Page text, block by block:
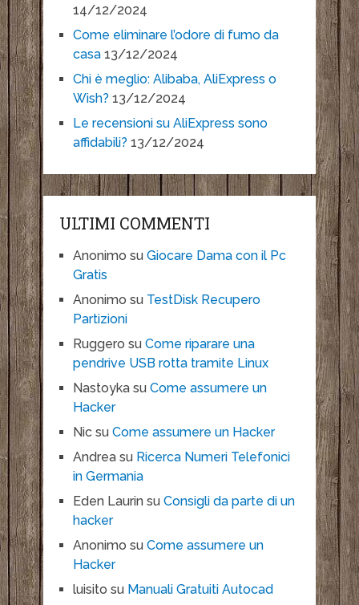
14/12/2024
Come eliminare l’odore di fumo da
casa 13/12/2024
Chi è meglio: Alibaba, AliExpress o
Wish? 13/12/2024
Le recensioni su AliExpress sono
affidabili? 13/12/2024
ULTIMI COMMENTI
Anonimo su Giocare Dama con il Pc
Gratis
Anonimo su TestDisk Recupero
Partizioni
Ruggero su Come riparare una
pendrive USB rotta tramite Linux
Nastoykasu Come assumere un
Hacker
Nicsu Come assumere un Hacker
Andreasu Ricerca Numeri Telefonici
in Germania
Eden Laurinsu Consigli da parte di un
hacker
Anonimo su Come assumere un
Hacker
luisito su Manuali Gratuiti Autocad